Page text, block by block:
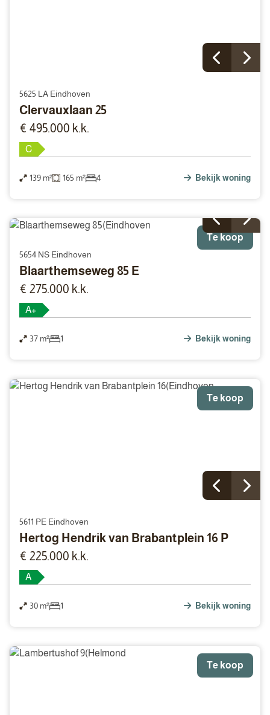
5625 LA Eindhoven
Clervauxlaan 25
€ 495.000 k.k.
C
139 m² 165 m² 4 Bekijk woning
Te koop
5654 NS Eindhoven
Blaarthemseweg 85 E
€ 275.000 k.k.
A+
37 m² 1 Bekijk woning
Te koop
5611 PE Eindhoven
Hertog Hendrik van Brabantplein 16 P
€ 225.000 k.k.
A
30 m² 1 Bekijk woning
Te koop